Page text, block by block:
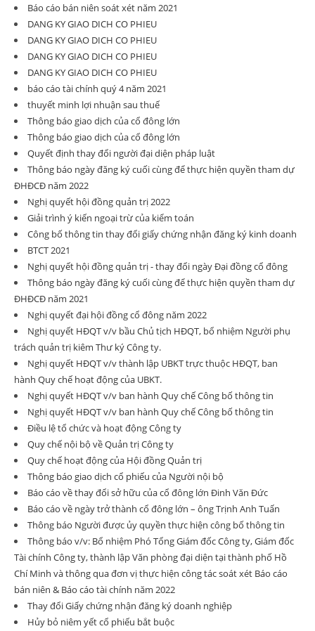
Báo cáo bán niên soát xét năm 2021
DANG KY GIAO DICH CO PHIEU
DANG KY GIAO DICH CO PHIEU
DANG KY GIAO DICH CO PHIEU
DANG KY GIAO DICH CO PHIEU
báo cáo tài chính quý 4 năm 2021
thuyết minh lợi nhuận sau thuế
Thông báo giao dịch của cổ đông lớn
Thông báo giao dịch của cổ đông lớn
Quyết định thay đổi người đại diện pháp luật
Thông báo ngày đăng ký cuối cùng để thực hiện quyền tham dự
ĐHĐCĐ năm 2022
Nghị quyết hội đồng quản trị 2022
Giải trình ý kiến ngoại trừ của kiểm toán
Công bố thông tin thay đổi giấy chứng nhận đăng ký kinh doanh
BTCT 2021
Nghị quyết hội đồng quản trị - thay đổi ngày Đại đồng cổ đông
Thông báo ngày đăng ký cuối cùng để thực hiện quyền tham dự
ĐHĐCĐ năm 2021
Nghị quyết đại hội đồng cổ đông năm 2022
Nghị quyết HĐQT v/v bầu Chủ tịch HĐQT, bổ nhiệm Người phụ
trách quản trị kiêm Thư ký Công ty.
Nghị quyết HĐQT v/v thành lập UBKT trực thuộc HĐQT, ban
hành Quy chế hoạt động của UBKT.
Nghị quyết HĐQT v/v ban hành Quy chế Công bố thông tin
Nghị quyết HĐQT v/v ban hành Quy chế Công bố thông tin
Điều lệ tổ chức và hoạt động Công ty
Quy chế nội bộ về Quản trị Công ty
Quy chế hoạt động của Hội đồng Quản trị
Thông báo giao dịch cổ phiếu của Người nội bộ
Báo cáo về thay đổi sở hữu của cổ đông lớn Đinh Văn Đức
Báo cáo về ngày trở thành cổ đông lớn – ông Trịnh Anh Tuấn
Thông báo Người được ủy quyền thực hiện công bố thông tin
Thông báo v/v: Bổ nhiệm Phó Tổng Giám đốc Công ty, Giám đốc
Tài chính Công ty, thành lập Văn phòng đại diện tại thành phố Hồ
Chí Minh và thông qua đơn vị thực hiện công tác soát xét Báo cáo
bán niên & Báo cáo tài chính năm 2022
Thay đổi Giấy chứng nhận đăng ký doanh nghiệp
Hủy bỏ niêm yết cổ phiếu bắt buộc